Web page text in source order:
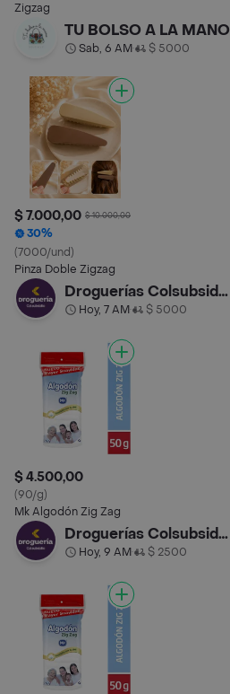
Zigzag
TU BOLSO A LA MANO
Sab, 6 AM• $ 5000
$ 7.000,00 $ 10.000,00
30%
(7000/und)
Pinza Doble Zigzag
Droguerías Colsubsidio
Hoy, 7 AM• $ 5000
$ 4.500,00
(90/g)
Mk Algodón Zig Zag
Droguerías Colsubsidio
Hoy, 9 AM• $ 2500